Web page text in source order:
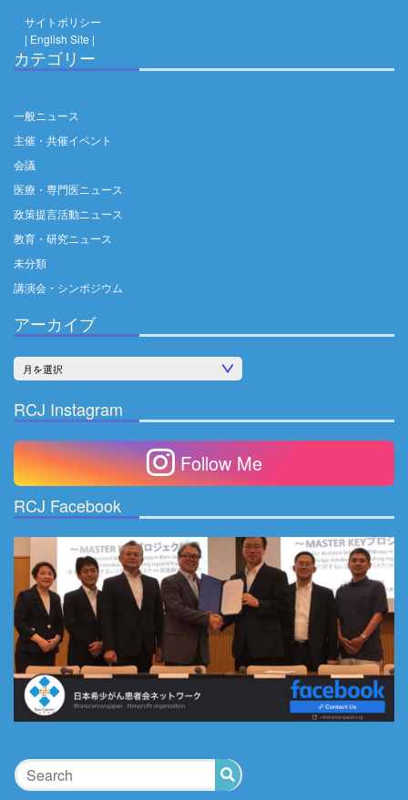
サイトポリシー
| English Site |
カテゴリー
一般ニュース
主催・共催イベント
会議
医療・専門医ニュース
政策提言活動ニュース
教育・研究ニュース
未分類
講演会・シンポジウム
アーカイブ
カ
イ
ブ
RCJ Instagram
Follow Me
RCJ Facebook